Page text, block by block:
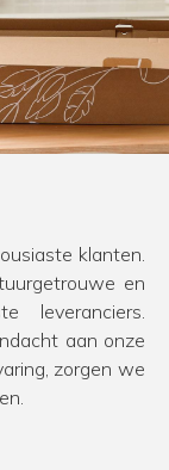
klanten.
en
leveranciers.
aan onze
zorgen we